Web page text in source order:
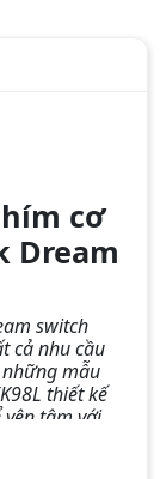
cơ
Dream
switch
cả nhu cầu
mẫu
thiết kế
tâm với
cơ EDRA
EK1280X